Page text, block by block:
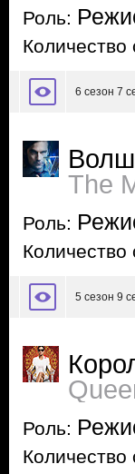
Роль:
Количество
6 сезон 7
The
Роль:
Количество
5 сезон 9
Роль:
Количество